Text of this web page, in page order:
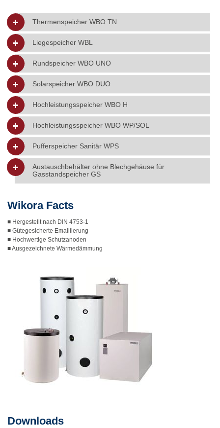
Thermenspeicher WBO TN
Liegespeicher WBL
Rundspeicher WBO UNO
Solarspeicher WBO DUO
Hochleistungsspeicher WBO H
Hochleistungsspeicher WBO WP/SOL
Pufferspeicher Sanitär WPS
Austauschbehälter ohne Blechgehäuse für
Gasstandspeicher GS
Wikora Facts
■ Hergestellt nach DIN 4753-1
■ Gütegesicherte Emaillierung
■ Hochwertige Schutzanoden
■ Ausgezeichnete Wärmedämmung
Downloads